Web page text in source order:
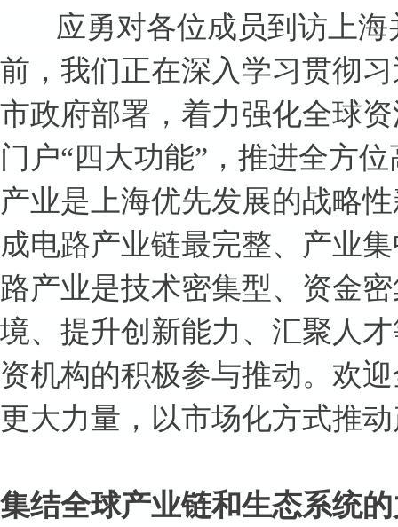
应勇对各位成员到访上海
前，我们正在深入学习贯彻
市政府部署，着力强化全球
门户“四大功能”，推进全方
产业是上海优先发展的战略
成电路产业链最完整、产业
路产业是技术密集型、资金
境、提升创新能力、汇聚人
资机构的积极参与推动。欢
更大力量，以市场化方式推
集结全球产业链和生态系统